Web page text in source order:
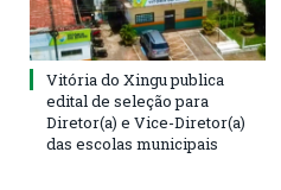
Vitória do Xingu publica
edital de seleção para
Diretor(a) e Vice-Diretor(a)
das escolas municipais